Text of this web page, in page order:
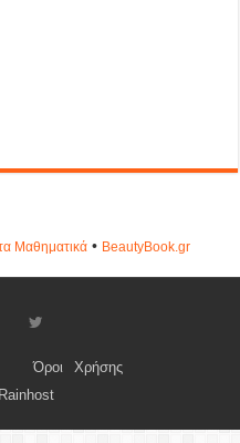
Μαθηματικά• ΒeautyΒook.gr
Όροι Χρήσης
Rainhost